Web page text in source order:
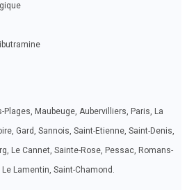
Plages, Maubeuge, Aubervilliers, Paris, La
Gard, Sannois, Saint-Etienne, Saint-Denis,
Le Cannet, Sainte-Rose, Pessac, Romans-
Lamentin, Saint-Chamond.